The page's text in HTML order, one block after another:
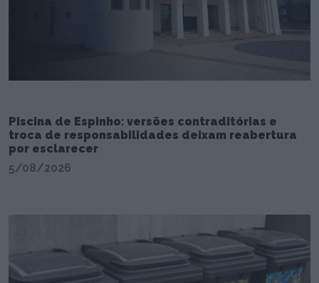
Piscina de Espinho: versões contraditórias e
troca de responsabilidades deixam reabertura
por esclarecer
5/08/2026